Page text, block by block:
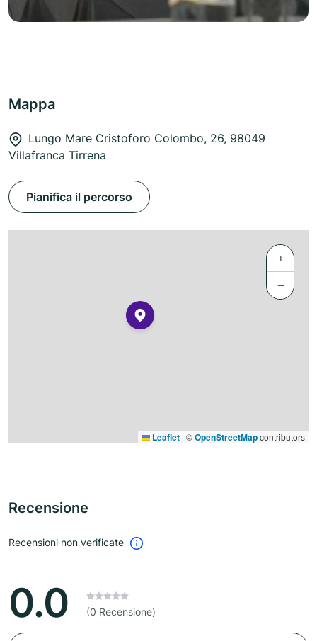
Mappa
Lungo Mare Cristoforo Colombo, 26, 98049
Villafranca Tirrena
Pianifica il percorso
+
−
Leaflet | ©OpenStreetMapcontributors
Recensione
Recensioni non verificate
0.0 (0 Recensione)